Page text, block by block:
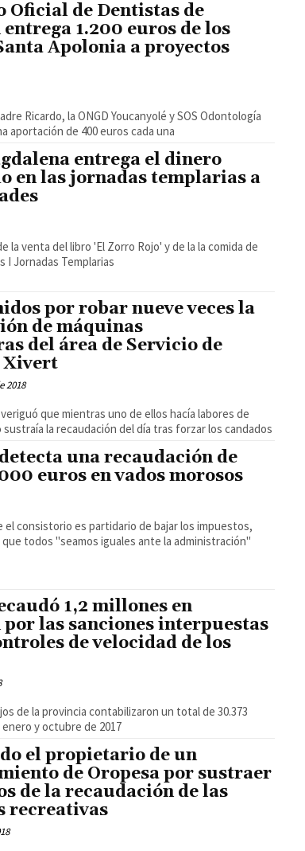
Oficial de Dentistas de
1.200 euros de los
Apolonia a proyectos
Ricardo, la ONGD Youcanyolé y SOS Odontología
aportación de 400 euros cada una
entrega el dinero
en las jornadas templarias a
I Jornadas Templarias
por robar nueve veces la
de máquinas
del área de Servicio de
Xivert
2018
la recaudación del día tras forzar los candados
una recaudación de
euros en vados morosos
el consistorio es partidario de bajar los impuestos,
todos "seamos iguales ante la administración"
1,2 millones en
por las sanciones interpuestas
de velocidad de los
de la provincia contabilizaron un total de 30.373
y octubre de 2017
el propietario de un
de Oropesa por sustraer
de la recaudación de las
recreativas